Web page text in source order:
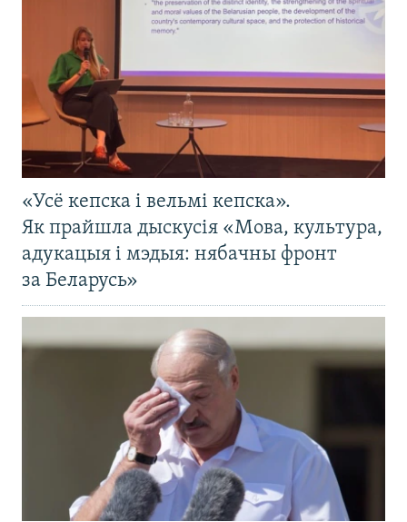
«Усё кепска і вельмі кепска».
Як прайшла дыскусія «Мова, культура,
адукацыя і мэдыя: нябачны фронт
за Беларусь»